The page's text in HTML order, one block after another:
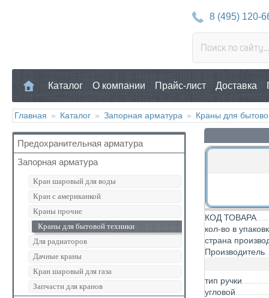
8 (495) 120-
Каталог О компании Прайс-лист Доставка
Главная » Каталог » Запорная арматура » Краны для
Предохранительная арматура
Воздухоотводчик
Клапан предохранительный
Манометр/Термометр
Обратный клапан
Поплавковый клапан
Регулятор давления
Кран Маевского
Группы безопасности
Запорная арматура
Кран шаровый для воды
Кран с американкой
Краны прочие
Краны для бытовой техники
Для радиаторов
Дачные краны
Кран шаровый для газа
Запчасти для кранов
КОД ТОВАРА
кол-во в
страна
Производитель
тип ручки
угловой